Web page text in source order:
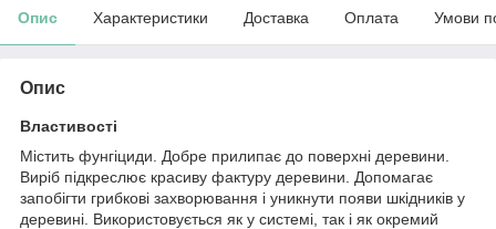
Опис Характеристики Доставка Оплата Умови
Опис
Властивості
Містить фунгіциди. Добре прилипає до поверхні деревини.
Виріб підкреслює красиву фактуру деревини. Допомагає
запобігти грибкові захворювання і уникнути появи шкідників у
деревині. Використовується як у системі, так і як окремий